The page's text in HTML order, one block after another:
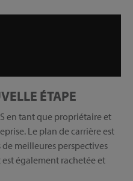
ÉTAPE
en tant que propriétaire et
Le plan de carrière est
meilleures perspectives
également rachetée et